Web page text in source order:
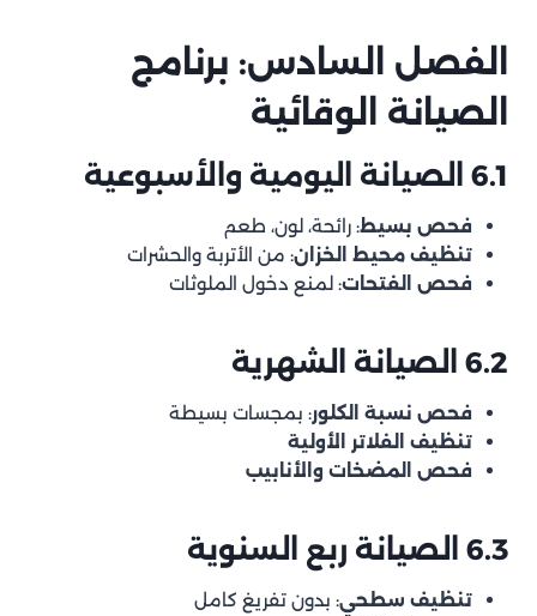
الفصل السادس: برنامج
الصيانة الوقائية
6.1 الصيانة اليومية والأسبوعية
فحص بسيط: رائحة، لون، طعم
تنظيف محيط الخزان: من الأتربة والحشرات
فحص الفتحات: لمنع دخول الملوثات
6.2 الصيانة الشهرية
فحص نسبة الكلور: بمجسات بسيطة
تنظيف الفلاتر الأولية
فحص المضخات والأنابيب
6.3 الصيانة ربع السنوية
تنظيف سطحي: بدون تفريغ كامل